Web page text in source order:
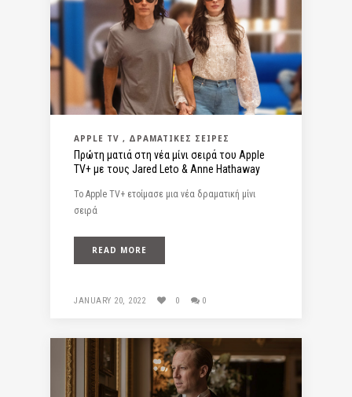
APPLE TV ΔΡΑΜΑΤΙΚΈΣ ΣΕΙΡΈΣ
Πρώτη ματιά στη νέα μίνι σειρά του Apple
TV+ με τους Jared Leto & Anne Hathaway
Το Apple TV+ ετοίμασε μια νέα δραματική μίνι
σειρά
READ MORE
JANUARY 20, 2022 0 0